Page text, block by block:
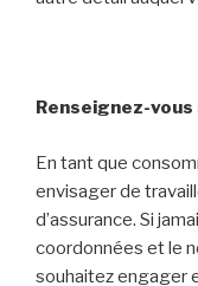
Renseignez-
En tant que
envisager de
d’assurance. Si
coordonnées et le
souhaitez engager